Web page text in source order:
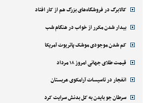
کالابرگ در فروشگاه‌های بزرگ هم از کار افتاد
بیدار شدن مکرر از خواب در هنگام شب
کم شدن موجودی موشک پاتریوت آمریکا
قیمت طلای جهانی امروز ۱۸ مرداد
انفجار در تاسیسات آرامکوی عربستان
سرطان جو بایدن به کل بدنش سرایت کرد